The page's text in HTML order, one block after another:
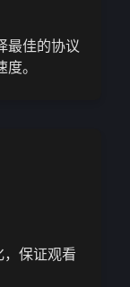
最佳的协议
。
，保证观看